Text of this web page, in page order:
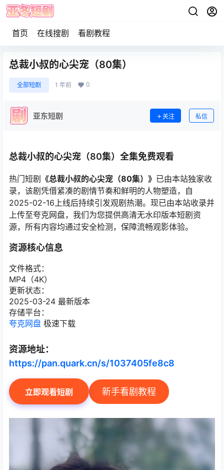
首页 在线搜剧 看剧教程
总裁小叔的心尖宠（80集）
全部短剧 1 年前 0
亚东短剧 关注 私信
总裁小叔的心尖宠（80集）全集免费观看
热门短剧 《总裁小叔的心尖宠（80集）》 已由本站独家收
录，该剧凭借紧凑的剧情节奏和鲜明的人物塑造，自
2025-02-16上线后持续引发观剧热潮。现已由本站收录并
上传至夸克网盘，我们为您提供高清无水印版本短剧资
源，所有内容均通过安全检测，保障流畅观影体验。
资源核心信息
文件格式：
MP4（4K）
更新状态：
2025-03-24 最新版本
存储平台：
夸克网盘 极速下载
资源地址：
https://pan.quark.cn/s/1037405fe8c8
立即观看短剧 新手看剧教程